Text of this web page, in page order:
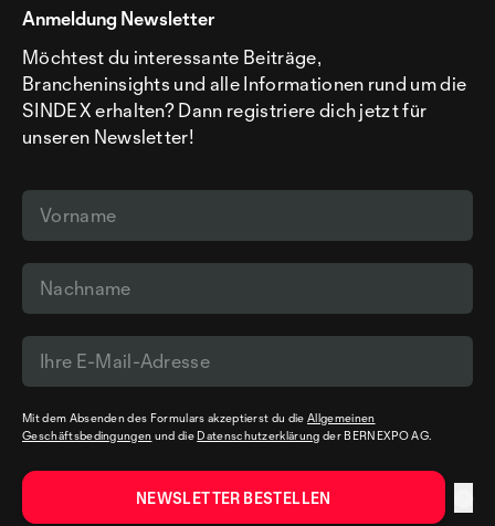
Anmeldung Newsletter
Möchtest du interessante Beiträge,
Brancheninsights und alle Informationen rund um die
SINDEX erhalten? Dann registriere dich jetzt für
unseren Newsletter!
Mit dem Absenden des Formulars akzeptierst du dieAllgemeinen
Geschäftsbedingungen und die Datenschutzerklärung der BERNEXPO AG.